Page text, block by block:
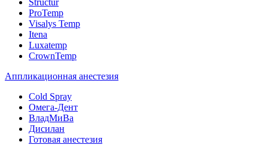
Structur
ProTemp
Visalys Temp
Itena
Luxatemp
CrownTemp
Аппликационная анестезия
Cold Spray
Омега-Дент
ВладМиВа
Дисилан
Готовая анестезия